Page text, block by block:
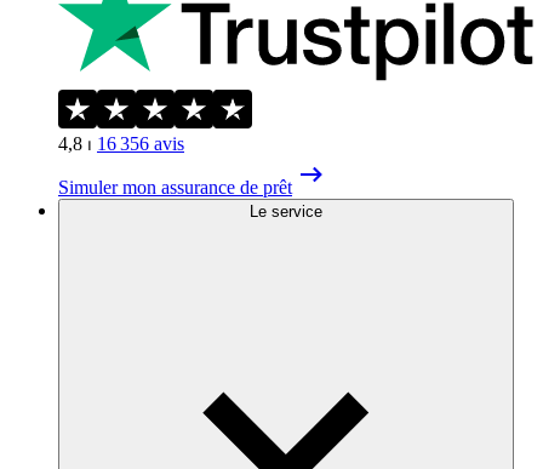
4,8 ⏐ 16 356 avis
Simuler mon assurance de prêt
Le service